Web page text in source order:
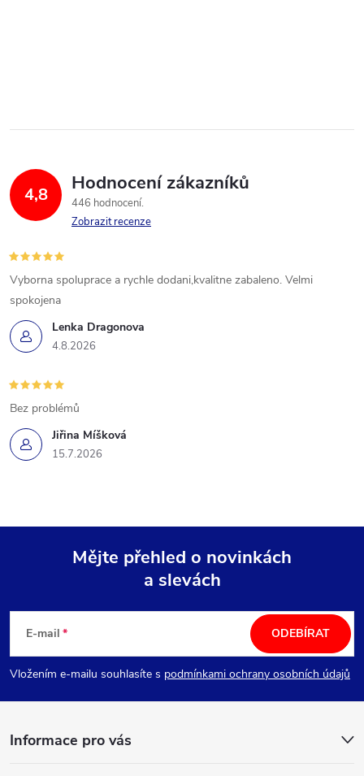
4,8 Hodnocení zákazníků
446 hodnocení
Zobrazit recenze
Lenka Dragonova
4.8.2026
Vyborna spoluprace a rychle dodani,kvalitne zabaleno. Velmi
spokojena
Jiřina Míšková
15.7.2026
Bez problémů
p
a
Mějte přehled o novinkách
a slevách
E-mail
Vložením e-mailu souhlasíte s podmínkami ochrany osobních údajů
ODEBÍRAT
Informace pro vás